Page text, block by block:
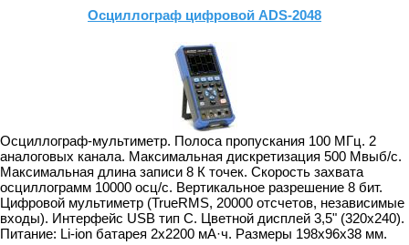
Осциллограф цифровой ADS-2048
Осциллограф-мультиметр. Полоса пропускания 100 МГц. 2
аналоговых канала. Максимальная дискретизация 500 Мвыб/с.
Максимальная длина записи 8 К точек. Скорость захвата
осциллограмм 10000 осц/с. Вертикальное разрешение 8 бит.
Цифровой мультиметр (TrueRMS, 20000 отсчетов, независимые
входы). Интерфейс USB тип C. Цветной дисплей 3,5" (320x240).
Питание: Li-ion батарея 2x2200 мА·ч. Размеры 198x96x38 мм.